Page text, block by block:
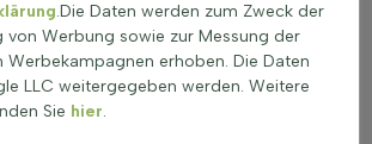
Bei der Pflanzung ist die Größe der
entscheidend für die Anzahl der Pflanzen
(siehe Planteigenschaften). Der Ilex ×
ist eine hervorragende Wahl für alle,
attraktive
.Die Daten werden zum Zweck der
von Werbung sowie zur Messung der
Werbekampagnen erhoben. Die Daten
LLC weitergegeben werden. Weitere
Sie hier.